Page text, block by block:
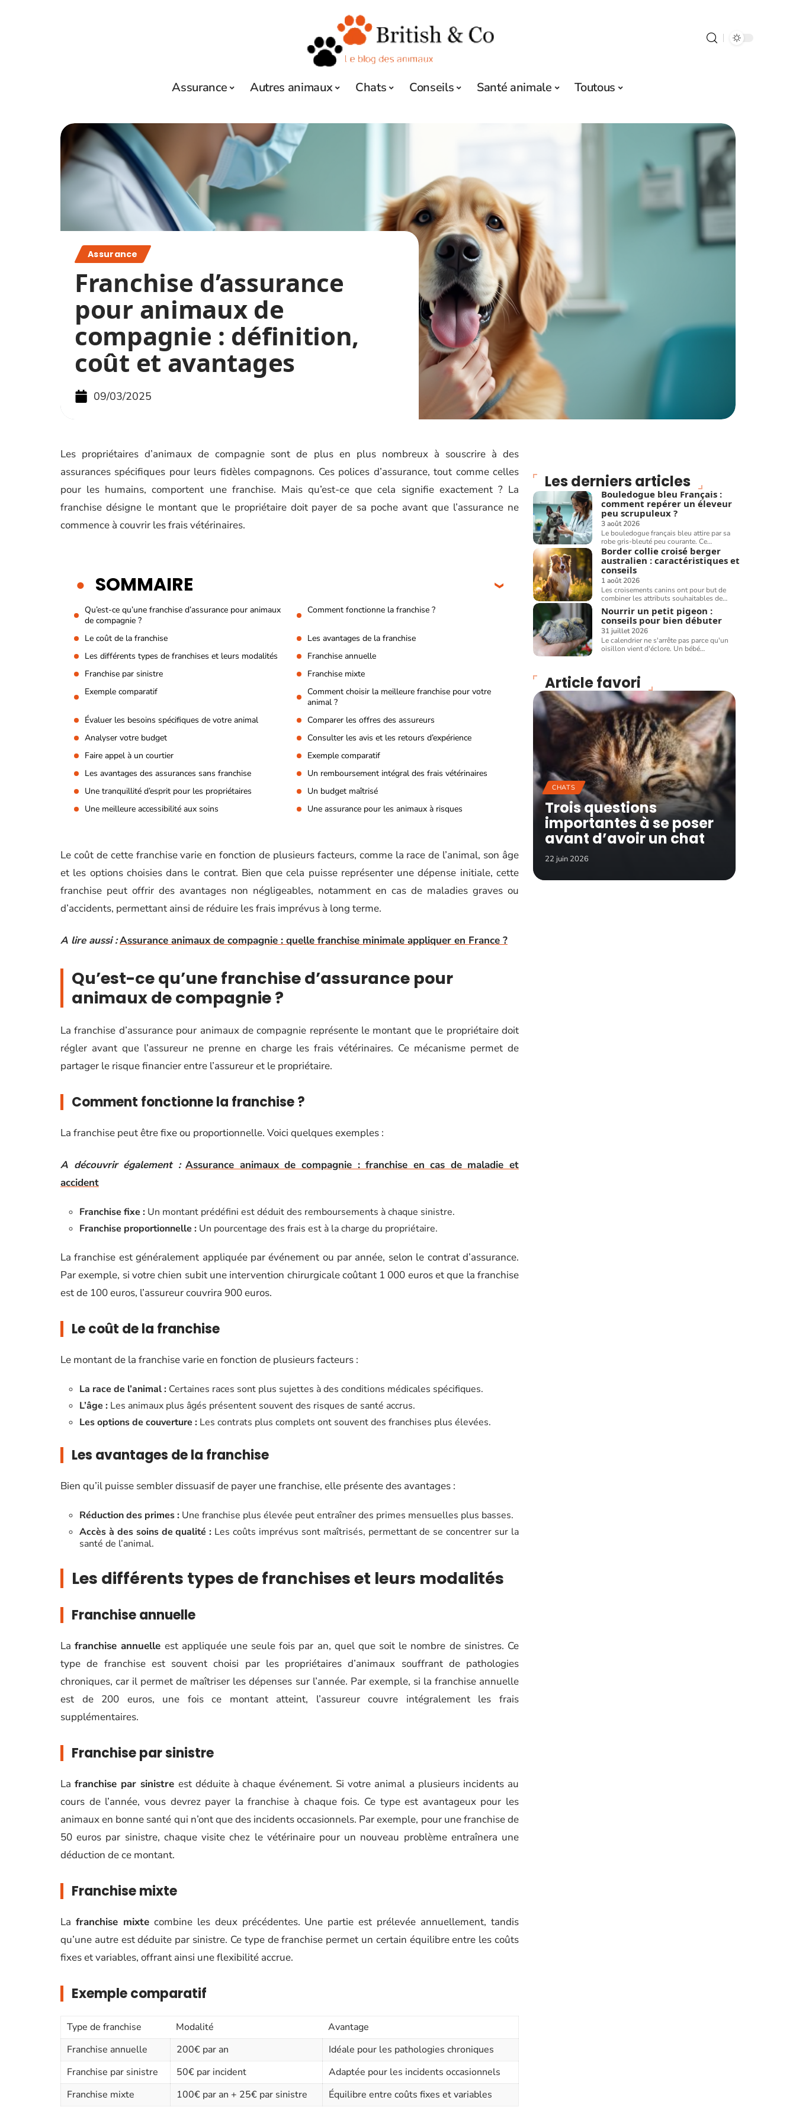
Assurance Autres animaux Chats Conseils Santé animale Toutous
Assurance
Franchise d’assurance
pour animaux de
compagnie : définition,
coût et avantages
09/03/2025
Les propriétaires d’animaux de compagnie sont de plus en plus nombreux à souscrire à des
assurances spécifiques pour leurs fidèles compagnons. Ces polices d’assurance, tout comme celles
pour les humains, comportent une franchise. Mais qu’est-ce que cela signifie exactement ? La
franchise désigne le montant que le propriétaire doit payer de sa poche avant que l’assurance ne
commence à couvrir les frais vétérinaires.
SOMMAIRE
Qu’est-ce qu’une franchise d’assurance pour animaux
de compagnie ?
Comment fonctionne la franchise ?
Le coût de la franchise
Les avantages de la franchise
Les différents types de franchises et leurs modalités
Franchise annuelle
Franchise par sinistre
Franchise mixte
Exemple comparatif
Comment choisir la meilleure franchise pour votre
animal ?
Évaluer les besoins spécifiques de votre animal
Comparer les offres des assureurs
Analyser votre budget
Consulter les avis et les retours d’expérience
Faire appel à un courtier
Exemple comparatif
Les avantages des assurances sans franchise
Un remboursement intégral des frais vétérinaires
Une tranquillité d’esprit pour les propriétaires
Un budget maîtrisé
Une meilleure accessibilité aux soins
Une assurance pour les animaux à risques
Le coût de cette franchise varie en fonction de plusieurs facteurs, comme la race de l’animal, son âge
et les options choisies dans le contrat. Bien que cela puisse représenter une dépense initiale, cette
franchise peut offrir des avantages non négligeables, notamment en cas de maladies graves ou
d’accidents, permettant ainsi de réduire les frais imprévus à long terme.
A lire aussi :Assurance animaux de compagnie : quelle franchise minimale appliquer en France ?
Qu’est-ce qu’une franchise d’assurance pour
animaux de compagnie ?
La franchise d’assurance pour animaux de compagnie représente le montant que le propriétaire doit
régler avant que l’assureur ne prenne en charge les frais vétérinaires. Ce mécanisme permet de
partager le risque financier entre l’assureur et le propriétaire.
Comment fonctionne la franchise ?
La franchise peut être fixe ou proportionnelle. Voici quelques exemples :
A découvrir également : Assurance animaux de compagnie : franchise en cas de maladie et
accident
Franchise fixe : Un montant prédéfini est déduit des remboursements à chaque sinistre.
Franchise proportionnelle : Un pourcentage des frais est à la charge du propriétaire.
La franchise est généralement appliquée par événement ou par année, selon le contrat d’assurance.
Par exemple, si votre chien subit une intervention chirurgicale coûtant 1 000 euros et que la franchise
est de 100 euros, l’assureur couvrira 900 euros.
Le coût de la franchise
Le montant de la franchise varie en fonction de plusieurs facteurs :
La race de l’animal : Certaines races sont plus sujettes à des conditions médicales spécifiques.
L’âge : Les animaux plus âgés présentent souvent des risques de santé accrus.
Les options de couverture : Les contrats plus complets ont souvent des franchises plus élevées.
Les avantages de la franchise
Bien qu’il puisse sembler dissuasif de payer une franchise, elle présente des avantages :
Réduction des primes : Une franchise plus élevée peut entraîner des primes mensuelles plus basses.
Accès à des soins de qualité : Les coûts imprévus sont maîtrisés, permettant de se concentrer sur la
santé de l’animal.
Les différents types de franchises et leurs modalités
Franchise annuelle
Lafranchise annuelle est appliquée une seule fois par an, quel que soit le nombre de sinistres. Ce
type de franchise est souvent choisi par les propriétaires d’animaux souffrant de pathologies
chroniques, car il permet de maîtriser les dépenses sur l’année. Par exemple, si la franchise annuelle
est de 200 euros, une fois ce montant atteint, l’assureur couvre intégralement les frais
supplémentaires.
Franchise par sinistre
Lafranchise par sinistre est déduite à chaque événement. Si votre animal a plusieurs incidents au
cours de l’année, vous devrez payer la franchise à chaque fois. Ce type est avantageux pour les
animaux en bonne santé qui n’ont que des incidents occasionnels. Par exemple, pour une franchise de
50 euros par sinistre, chaque visite chez le vétérinaire pour un nouveau problème entraînera une
déduction de ce montant.
Franchise mixte
La franchise mixtecombine les deux précédentes. Une partie est prélevée annuellement, tandis
qu’une autre est déduite par sinistre. Ce type de franchise permet un certain équilibre entre les coûts
fixes et variables, offrant ainsi une flexibilité accrue.
Exemple comparatif
Type de franchise Modalité
Avantage
Franchise annuelle
200€ par an
Idéale pour les pathologies chroniques
Franchise par sinistre
50€ par incident
Adaptée pour les incidents occasionnels
Franchise mixte
100€ par an + 25€ par sinistre Équilibre entre coûts fixes et variables
Les derniers articles
Bouledogue bleu Français :
comment repérer un éleveur
peu scrupuleux ?
3 août 2026
Le bouledogue français bleu attire par sa
robe gris-bleuté peu courante. Ce…
Border collie croisé berger
australien : caractéristiques et
conseils
1 août 2026
Les croisements canins ont pour but de
combiner les attributs souhaitables de…
Nourrir un petit pigeon :
conseils pour bien débuter
31 juillet 2026
Le calendrier ne s'arrête pas parce qu'un
oisillon vient d'éclore. Un bébé…
Article favori
CHATS
Trois questions
importantes à se poser
avant d’avoir un chat
22 juin 2026